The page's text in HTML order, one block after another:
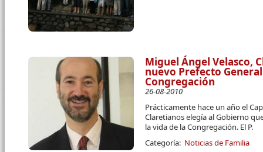
Miguel Ángel Velasco,
nuevo Prefecto
Congregación
26-08-2010
Prácticamente hace un año el
Claretianos elegía al Gobierno
la vida de la Congregación. El P.
Categoría: Noticias de Familia